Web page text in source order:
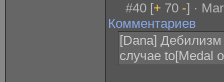
#40 [+ 70 -] ·
Комментариев
[Dana]
случае to[Medal